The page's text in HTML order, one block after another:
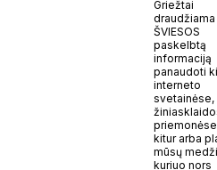
Griežtai
draudžiama
ŠVIESOS
paskelbtą
informaciją
panaudoti
interneto
svetainėse,
kitur arba
mūsų
kuriuo nors